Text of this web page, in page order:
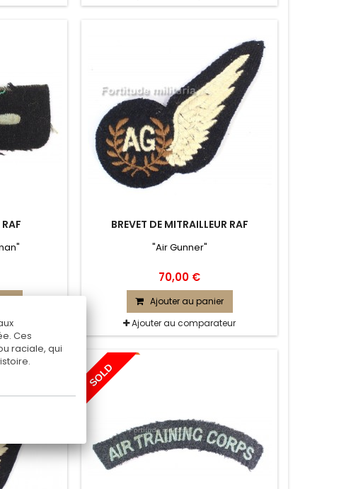
BREVET DE MITRAILLEUR RAF
"Air Gunner"
70,00 €
Ajouter au panier
Ajouter au comparateur
SOLD
Ces
raciale, qui